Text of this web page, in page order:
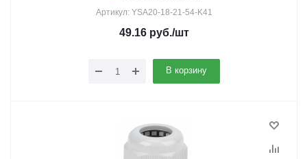
Артикул: YSA20-18-21-54-K41
49.16 руб./шт
В корзину